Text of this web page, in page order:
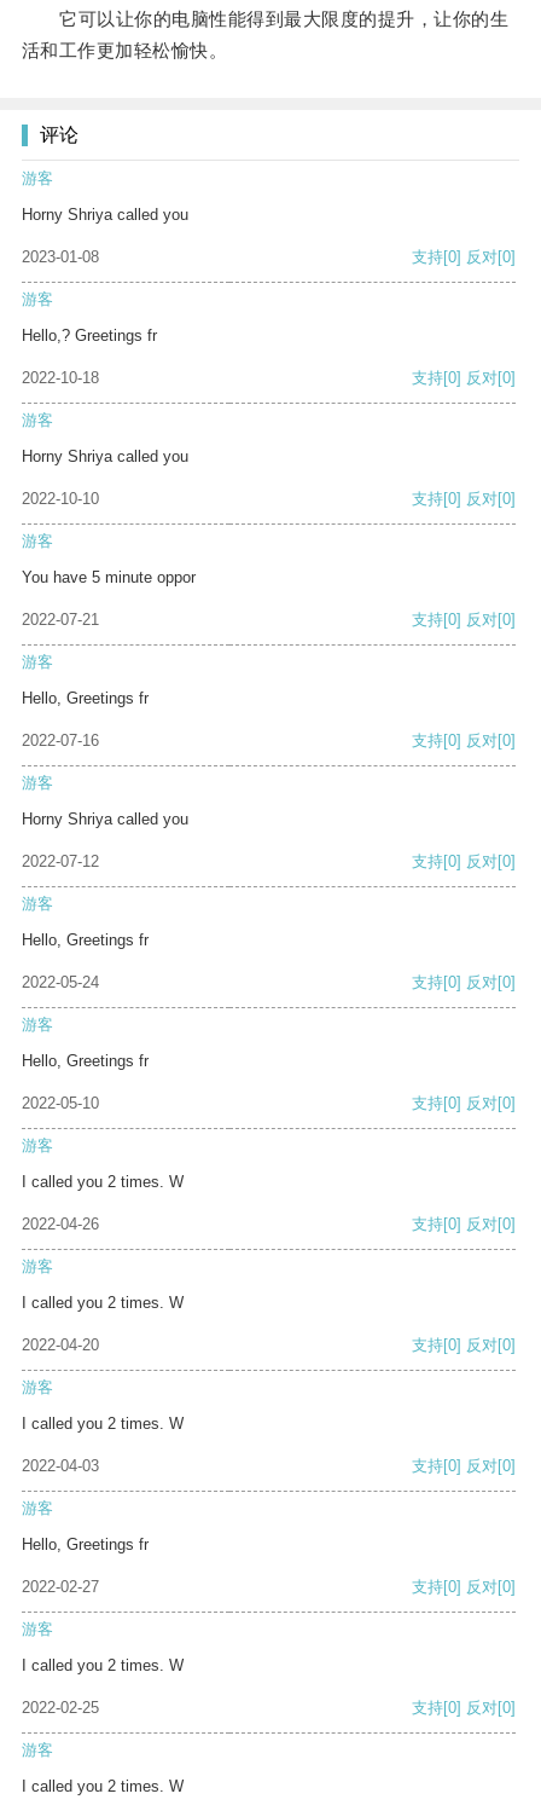
它可以让你的电脑性能得到最大限度的提升，让你的生
活和工作更加轻松愉快。
评论
游客
Horny Shriya called you
2023-01-08 支持[0] 反对[0]
游客
Hello,? Greetings fr
2022-10-18 支持[0] 反对[0]
游客
Horny Shriya called you
2022-10-10 支持[0] 反对[0]
游客
You have 5 minute oppor
2022-07-21 支持[0] 反对[0]
游客
Hello, Greetings fr
2022-07-16 支持[0] 反对[0]
游客
Horny Shriya called you
2022-07-12 支持[0] 反对[0]
游客
Hello, Greetings fr
2022-05-24 支持[0] 反对[0]
游客
Hello, Greetings fr
2022-05-10 支持[0] 反对[0]
游客
I called you 2 times. W
2022-04-26 支持[0] 反对[0]
游客
I called you 2 times. W
2022-04-20 支持[0] 反对[0]
游客
I called you 2 times. W
2022-04-03 支持[0] 反对[0]
游客
Hello, Greetings fr
2022-02-27 支持[0] 反对[0]
游客
I called you 2 times. W
2022-02-25 支持[0] 反对[0]
游客
I called you 2 times. W